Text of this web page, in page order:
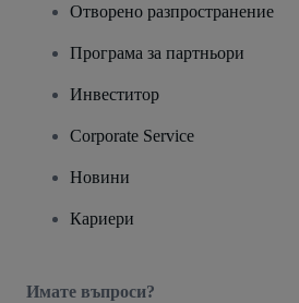
Отворено разпространение
Програма за партньори
Инвеститор
Corporate Service
Новини
Кариери
Имате въпроси?